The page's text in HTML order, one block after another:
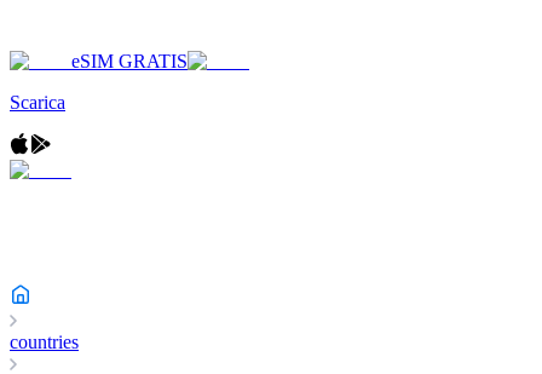
eSIM GRATIS
Scarica
countries